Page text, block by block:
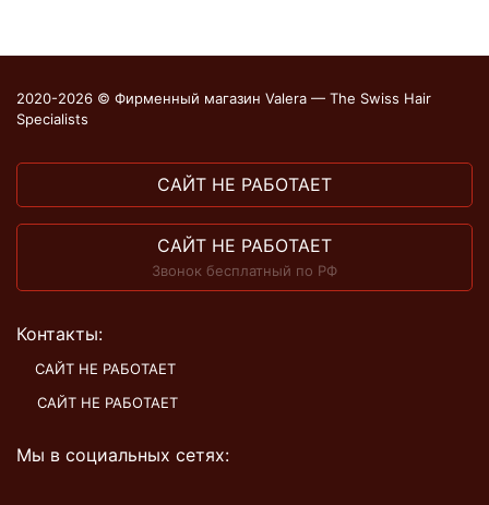
2020-2026 © Фирменный магазин Valera — The Swiss Hair
Specialists
САЙТ НЕ РАБОТАЕТ
САЙТ НЕ РАБОТАЕТ
Звонок бесплатный по РФ
Контакты:
САЙТ НЕ РАБОТАЕТ
САЙТ НЕ РАБОТАЕТ
Мы в социальных сетях: